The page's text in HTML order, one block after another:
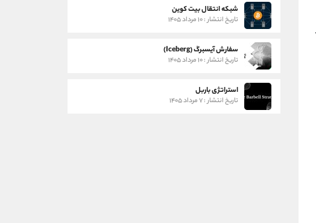
شبکه انتقال بیت کوین
تاریخ انتشار : ۱۰ مرداد ۱۴۰۵
سفارش آیسبرگ (Iceberg)
تاریخ انتشار : ۱۰ مرداد ۱۴۰۵
استراتژی باربل
تاریخ انتشار : ۷ مرداد ۱۴۰۵